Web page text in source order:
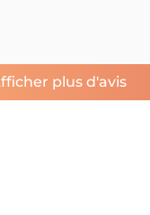
plus d'avis